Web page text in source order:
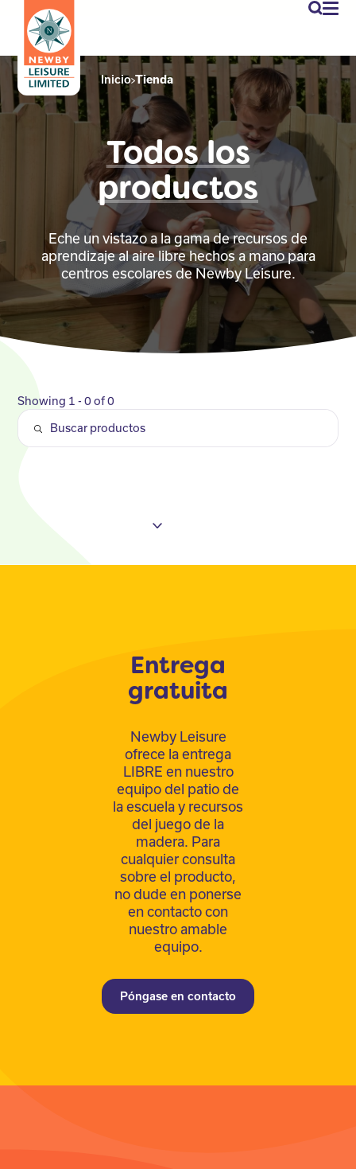
Mi
Inicio Tienda
Todos los
productos
Eche un vistazo a la gama de recursos de
aprendizaje al aire libre hechos a mano para
centros escolares de Newby Leisure.
Showing 1 - 0 of 0
Entrega
gratuita
Newby Leisure
ofrece la entrega
LIBRE en nuestro
equipo del patio de
la escuela y recursos
del juego de la
madera. Para
cualquier consulta
sobre el producto,
no dude en ponerse
en contacto con
nuestro amable
equipo.
Póngase en contacto